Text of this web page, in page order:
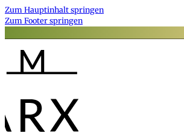
Zum Hauptinhalt springen
Zum Footer springen